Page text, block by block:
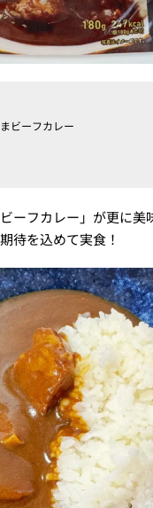
ビーフカレー
ーフカレー」が更に美
待を込めて実食！